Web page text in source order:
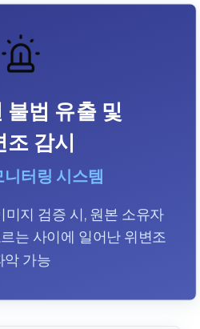
불법 유출 및
감시
니터링 시스템
지 검증 시, 원본 소유자
는 사이에 일어난 위변조
악 가능